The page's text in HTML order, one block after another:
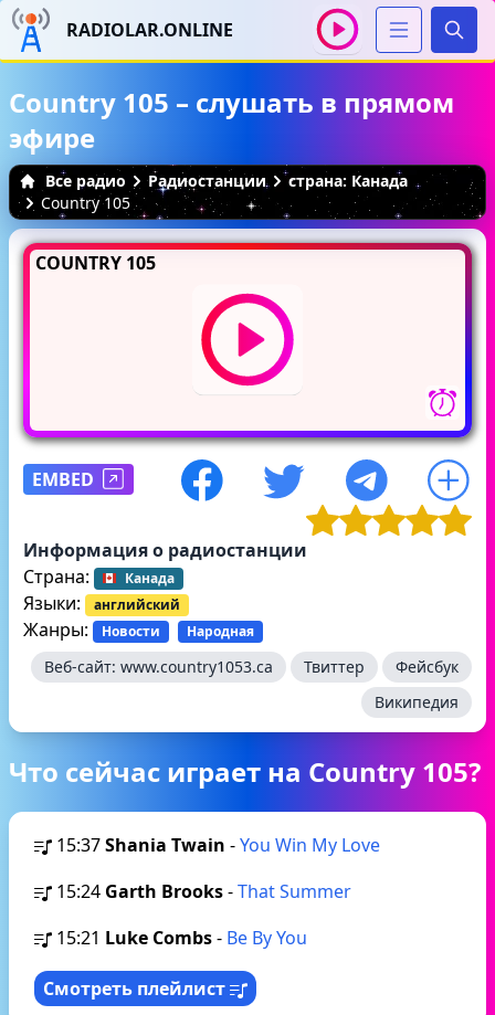
RADIOLAR.ONLINE
Country 105 – слушать в прямом
эфире
Все радио Радиостанции
страна: Канада
Country 105
COUNTRY 105
EMBED
Информация о радиостанции
Страна:
Канада
Языки: английский
Жанры: Новости Народная
Веб-сайт: www.country1053.ca Твиттер
Фейсбук
Википедия
Что сейчас играет на Country 105?
15:37Shania Twain -You Win My Love
15:24 Garth Brooks-That Summer
15:21 Luke Combs- Be By You
Смотреть плейлист